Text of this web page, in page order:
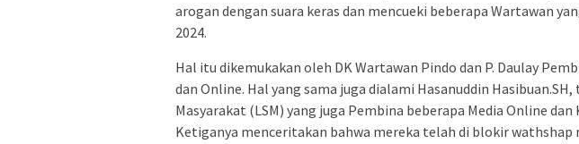
arogan dengan suara keras dan mencueki beberapa Wartawan
2024.
Hal itu dikemukakan oleh DK Wartawan Pindo dan P. Daulay
dan Online. Hal yang sama juga dialami Hasanuddin
Masyarakat (LSM) yang juga Pembina beberapa Media Online
Ketiganya menceritakan bahwa mereka telah di blokir wathshap